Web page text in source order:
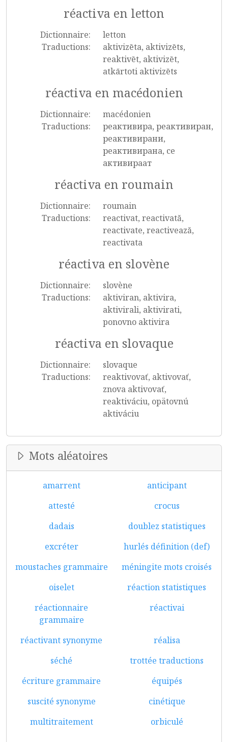
réactiva en letton
Dictionnaire:
letton
Traductions:
aktivizēta, aktivizēts,
reaktivēt, aktivizēt,
atkārtoti aktivizēts
réactiva en macédonien
Dictionnaire:
macédonien
Traductions:
реактивира, реактивиран,
реактивирани,
реактивирана, се
активираат
réactiva en roumain
Dictionnaire:
roumain
Traductions:
reactivat, reactivată,
reactivate, reactivează,
reactivata
réactiva en slovène
Dictionnaire:
slovène
Traductions:
aktiviran, aktivira,
aktivirali, aktivirati,
ponovno aktivira
réactiva en slovaque
Dictionnaire:
slovaque
Traductions:
reaktivovať, aktivovať,
znova aktivovať,
reaktiváciu, opätovnú
aktiváciu
Mots aléatoires
amarrent
anticipant
attesté
crocus
dadais
doublez statistiques
excréter
hurlés définition (def)
moustaches grammaire
méningite mots croisés
oiselet
réaction statistiques
réactionnaire
grammaire
réactivai
réactivant synonyme
réalisa
séché
trottée traductions
écriture grammaire
équipés
suscité synonyme
cinétique
multitraitement
orbiculé